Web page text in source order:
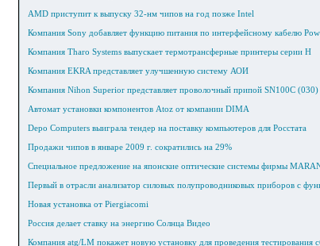
AMD приступит к выпуску 32-нм чипов на год позже Intel
Компания Sony добавляет функцию питания по интерфейсному кабелю
Компания Tharo Systems выпускает термотрансферные принтеры серии H
Компания EKRA представляет улучшенную систему АОИ
Компания Nihon Superior представляет проволочный припой SN100C (030)
Автомат установки компонентов Atoz от компании DIMA
Depo Сomputers выиграла тендер на поставку компьютеров для Росстата
Продажи чипов в январе 2009 г. сократились на 29%
Специальное предложение на японские оптические системы фирмы
Первый в отрасли анализатор силовых полупроводниковых приборов с
Новая установка от Piergiacomi
Россия делает ставку на энергию Солнца Видео
Компания atg/LM покажет новую установку для проведения тестирования